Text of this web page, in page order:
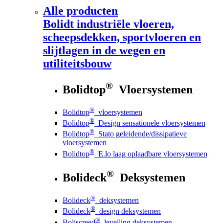
Alle producten
Bolidt industriële vloeren,
scheepsdekken, sportvloeren en
slijtlagen in de wegen en
utiliteitsbouw
Bolidtop® Vloersystemen
Bolidtop® vloersystemen
Bolidtop® Design sensationele vloersystemen
Bolidtop® Stato geleidende/dissipatieve
vloersystemen
Bolidtop® E.lo laag oplaadbare vloersystemen
Bolideck® Deksystemen
Bolideck® deksystemen
Bolideck® design deksystemen
®